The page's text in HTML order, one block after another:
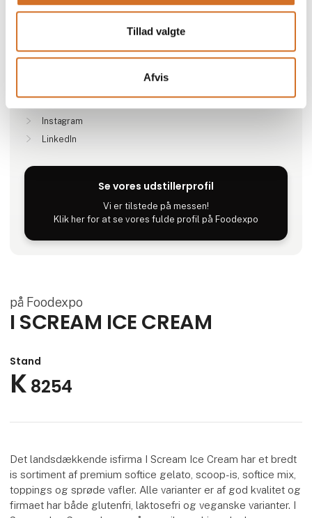
Tillad valgte
Afvis
Instagram
LinkedIn
Se vores udstillerprofil
Vi er tilstede på messen!
Klik her for at se vores fulde profil på Foodexpo
på Foodexpo
I SCREAM ICE CREAM
Stand
K 8254
Det landsdækkende isfirma I Scream Ice Cream har et bredt
is sortiment af premium softice gelato, scoop-is, softice mix,
toppings og sprøde vafler. Alle varianter er af god kvalitet og
firmaet har både glutenfri, laktosefri og veganske varianter. I